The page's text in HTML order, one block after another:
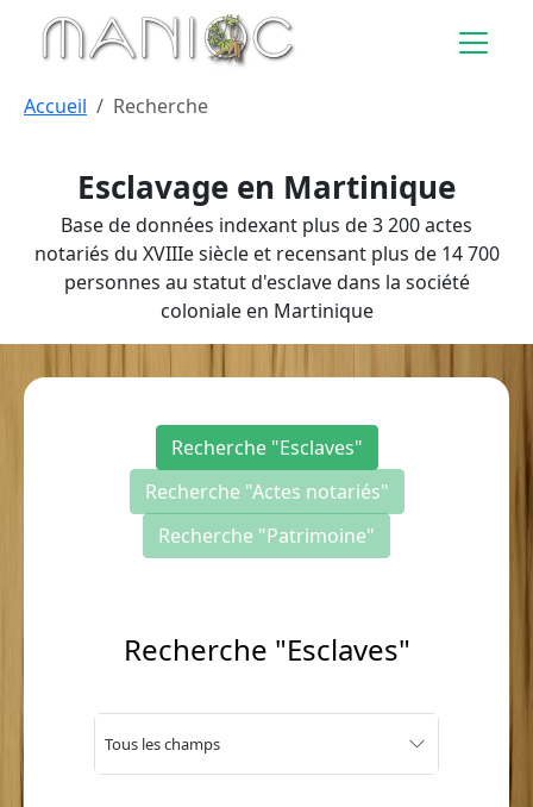
Aller au contenu principal
Esclavage en Martinique
Base de données indexant plus de 3 200 actes
notariés du XVIIIe siècle et recensant plus de 14 700
personnes au statut d'esclave dans la société
coloniale en Martinique
Accueil Recherche
Recherche "Esclaves"
Recherche "Actes notariés"
Recherche "Patrimoine"
Recherche "Esclaves"
Tous les champs